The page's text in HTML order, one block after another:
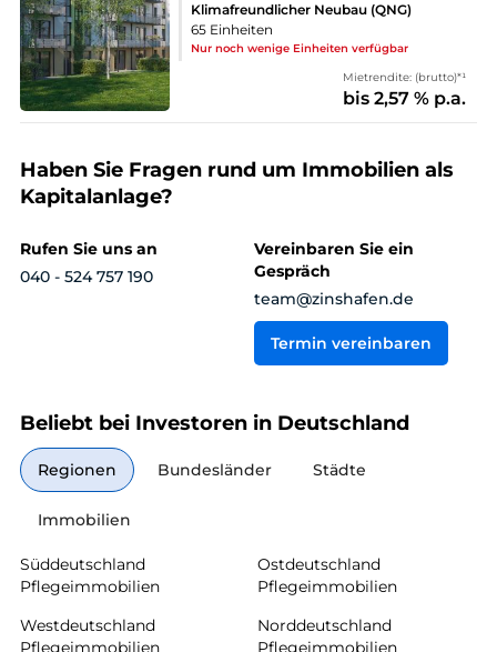
Klimafreundlicher Neubau (QNG)
65 Einheiten
Nur noch wenige Einheiten verfügbar
Mietrendite: (brutto)*¹
bis 2,57 % p.a.
Haben Sie Fragen rund um Immobilien als
Kapitalanlage?
Rufen Sie uns an
040 - 524 757 190
Vereinbaren Sie ein
Gespräch
team@zinshafen.de
Termin vereinbaren
Beliebt bei Investoren in Deutschland
Regionen Bundesländer Städte
Immobilien
Süddeutschland
Pflegeimmobilien
Ostdeutschland
Pflegeimmobilien
Westdeutschland
Pflegeimmobilien
Norddeutschland
Pflegeimmobilien